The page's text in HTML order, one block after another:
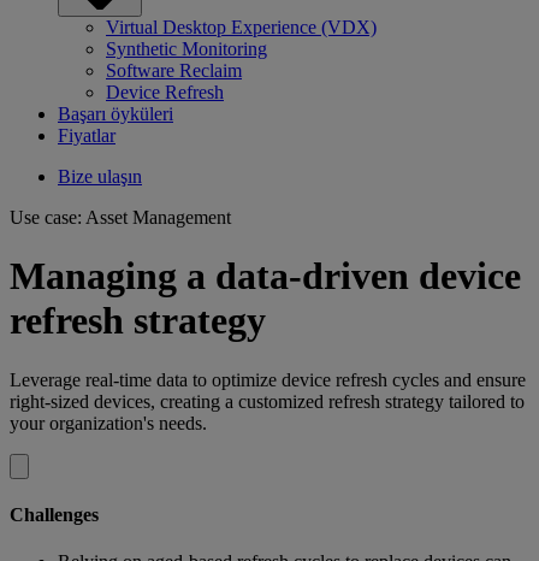
Virtual Desktop Experience (VDX)
Synthetic Monitoring
Software Reclaim
Device Refresh
Başarı öyküleri
Fiyatlar
Bize ulaşın
Use case: Asset Management
Managing a data-driven device
refresh strategy
Leverage real-time data to optimize device refresh cycles and ensure
right-sized devices, creating a customized refresh strategy tailored to
your organization's needs.
Challenges